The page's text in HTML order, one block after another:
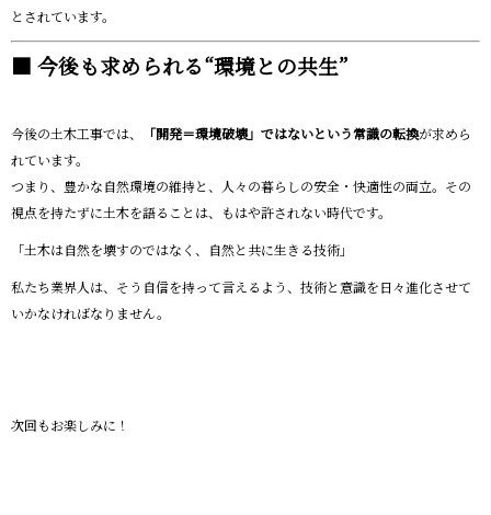
とされています。
■ 今後も求められる“環境との共生”
今後の土木工事では、 「開発＝環境破壊」ではないという常識の転換が求めら
れています。
つまり、豊かな自然環境の維持と、人々の暮らしの安全・快適性の両立。その
視点を持たずに土木を語ることは、もはや許されない時代です。
「土木は自然を壊すのではなく、自然と共に生きる技術」
私たち業界人は、そう自信を持って言えるよう、技術と意識を日々進化させて
いかなければなりません。
次回もお楽しみに！